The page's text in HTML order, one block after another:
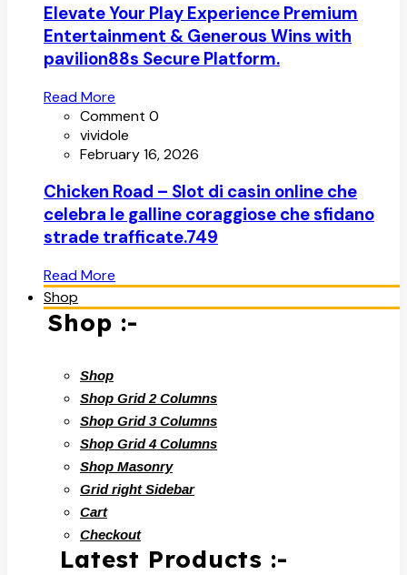
Elevate Your Play Experience Premium
Entertainment & Generous Wins with
pavilion88s Secure Platform.
Read More
Comment 0
vividole
February 16, 2026
Chicken Road – Slot di casin online che
celebra le galline coraggiose che sfidano
strade trafficate.749
Read More
Shop
Shop :-
Shop
Shop Grid 2 Columns
Shop Grid 3 Columns
Shop Grid 4 Columns
Shop Masonry
Grid right Sidebar
Cart
Checkout
Latest Products :-